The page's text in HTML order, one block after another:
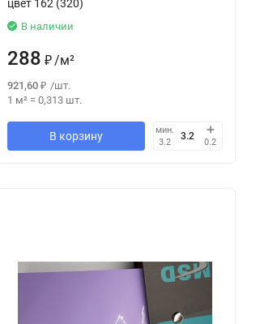
цвет 162 (320)
В наличии
288 ₽/м²
921,60 ₽ /шт.
1 м²= 0,313 шт.
В корзину
мин.
3.2
0.2